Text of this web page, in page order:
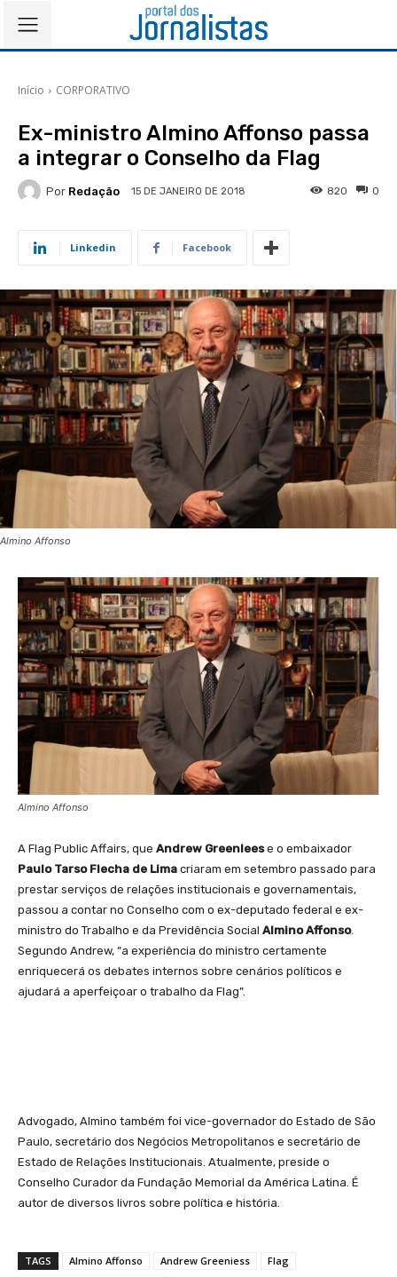
Início CORPORATIVO
Ex-ministro Almino Affonso passa
a integrar o Conselho da Flag
Por Redação 15 DE JANEIRO DE 2018 0
820
Linkedin Facebook
Almino Affonso
Almino Affonso
A Flag Public Affairs, que Andrew Greenleese o embaixador
Paulo Tarso Flecha de Lima criaram em setembro passado para
prestar serviços de relações institucionais e governamentais,
passou a contar no Conselho com o ex-deputado federal e ex-
ministro do Trabalho e da Previdência Social Almino Affonso.
Segundo Andrew, “a experiência do ministro certamente
enriquecerá os debates internos sobre cenários políticos e
ajudará a aperfeiçoar o trabalho da Flag”.
Advogado, Almino também foi vice-governador do Estado de São
Paulo, secretário dos Negócios Metropolitanos e secretário de
Estado de Relações Institucionais. Atualmente, preside o
Conselho Curador da Fundação Memorial da América Latina. É
autor de diversos livros sobre política e história.
TAGS Almino Affonso Andrew Greeniess
Flag